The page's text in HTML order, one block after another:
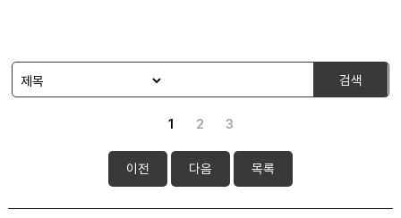
검색
1 2 3
이전 다음 목록